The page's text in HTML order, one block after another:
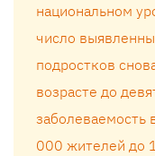
национальном
число
подростков
возрасте до
заболеваемость
000 жителей до